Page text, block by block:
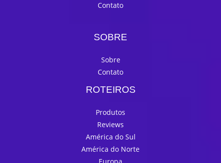
Contato
SOBRE
Sobre
Contato
ROTEIROS
Produtos
Reviews
América do Sul
América do Norte